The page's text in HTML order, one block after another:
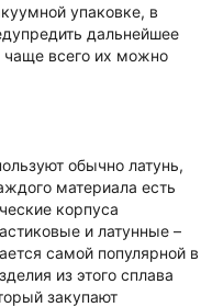
упаковке, в
дальнейшее
всего их можно
обычно латунь,
материала есть
корпуса
и латунные –
самой популярной в
из этого сплава
закупают